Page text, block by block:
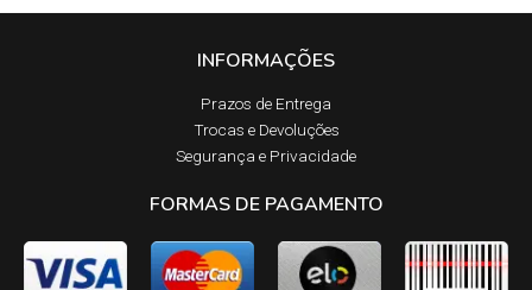
INFORMAÇÕES
Prazos de Entrega​
Trocas e Devoluções​
Segurança e Privacidade
FORMAS DE PAGAMENTO